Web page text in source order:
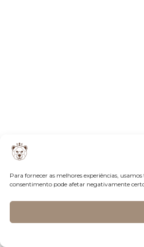
Para fornecer as melhores experiências,
consentimento pode afetar negativamente